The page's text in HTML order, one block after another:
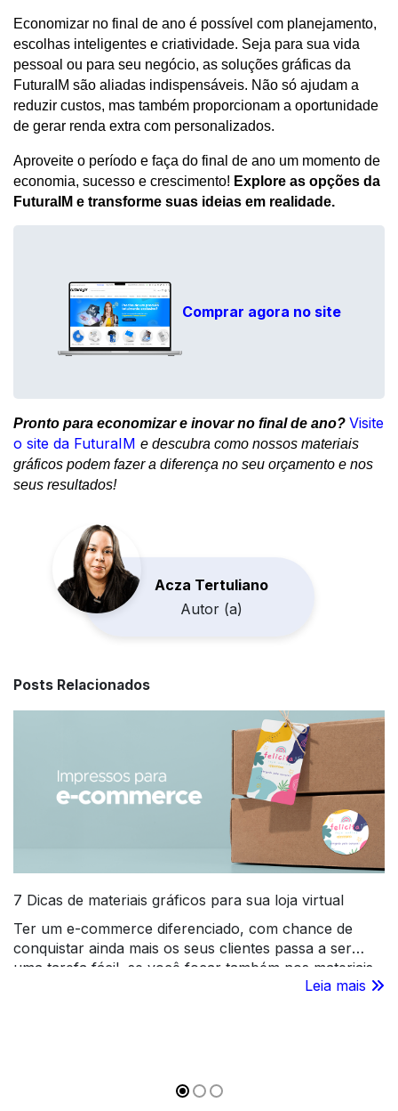
Economizar no final de ano é possível com planejamento,
escolhas inteligentes e criatividade. Seja para sua vida
pessoal ou para seu negócio, as soluções gráficas da
FuturaIM são aliadas indispensáveis. Não só ajudam a
reduzir custos, mas também proporcionam a oportunidade
de gerar renda extra com personalizados.
Aproveite o período e faça do final de ano um momento de
economia, sucesso e crescimento! Explore as opções da
FuturaIM e transforme suas ideias em realidade.
Comprar agora no site
Pronto para economizar e inovar no final de ano? Visite
o site da FuturaIM e descubra como nossos materiais
gráficos podem fazer a diferença no seu orçamento e nos
seus resultados!
Acza Tertuliano
Autor (a)
Posts Relacionados
7 Dicas de materiais gráficos para sua loja virtual
Ter um e-commerce diferenciado, com chance de
conquistar ainda mais os seus clientes passa a ser
uma tarefa fácil, se você focar também nos materiais
gráficos para loja virtual. Acesse e confira as dicas da
Leia mais